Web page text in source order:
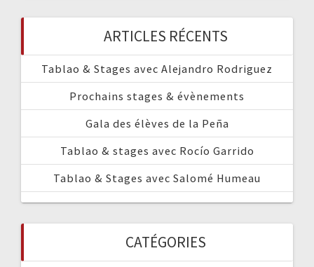
ARTICLES RÉCENTS
Tablao & Stages avec Alejandro Rodriguez
Prochains stages & évènements
Gala des élèves de la Peña
Tablao & stages avec Rocío Garrido
Tablao & Stages avec Salomé Humeau
CATÉGORIES